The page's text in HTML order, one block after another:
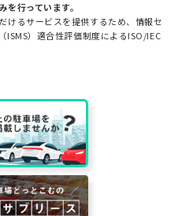
行っています。
けるサービスを提供するため、情報セ
ISMS）適合性評価制度によるISO/IEC